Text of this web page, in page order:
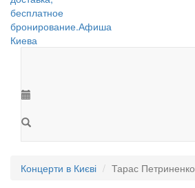
Концерти в Києві Тарас Петриненко